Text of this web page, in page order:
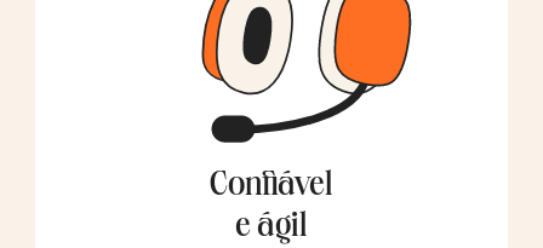
Confiável
e ágil